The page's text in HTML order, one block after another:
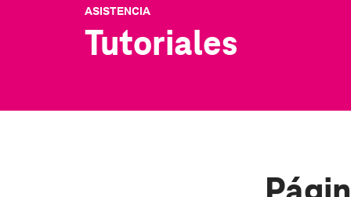
ASISTENCIA
Tutoriales